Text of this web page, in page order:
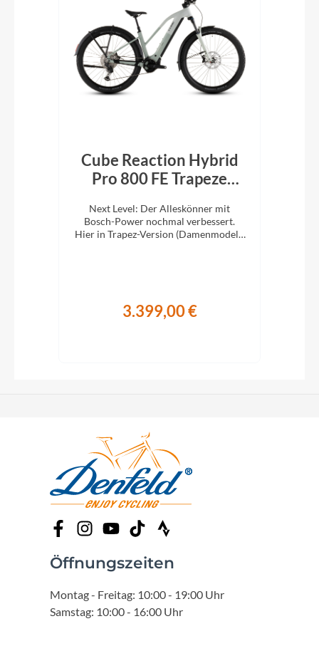
Cube Reaction Hybrid
Pro 800 FE Trapeze
´driedherbs 2026
Next Level: Der Alleskönner mit
Bosch-Power nochmal verbessert.
Hier in Trapez-Version (Damenmodell)
3.399,00 €
Öffnungszeiten
Montag - Freitag: 10:00 - 19:00 Uhr
Samstag: 10:00 - 16:00 Uhr